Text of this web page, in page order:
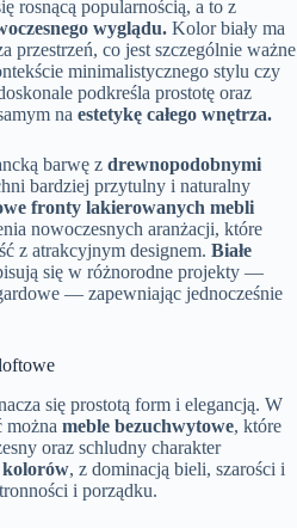
rosnącą popularnością, a to z
wyglądu. Kolor biały ma
przestrzeń, co jest szczególnie ważne
minimalistycznego stylu czy
podkreśla prostotę oraz
na estetykę całego wnętrza.
barwę z drewnopodobnymi
bardziej przytulny i naturalny
fronty lakierowanych mebli
nowoczesnych aranżacji, które
z atrakcyjnym designem. Białe
się w różnorodne projekty —
— zapewniając jednocześnie
się prostotą form i elegancją. W
można meble bezuchwytowe, które
oraz schludny charakter
kolorów, z dominacją bieli, szarości i
i porządku.